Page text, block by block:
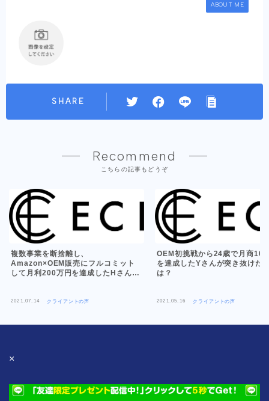
ABOUT ME
SHARE
Recommend
こちらの記事もどうぞ
複数事業を断捨離し、
Amazon×OEM販売にフルコミット
して月利200万円を達成したHさんの
2021.07.14 クライアントの声
OEM初挑戦から24歳で月商
を達成したYさんが突き抜けた
は？
2021.05.16 クライアントの声
×